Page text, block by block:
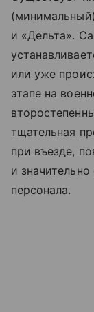
и «Дельта».
или уже
этапе на
тщательная
при въезде,
и
персонала.